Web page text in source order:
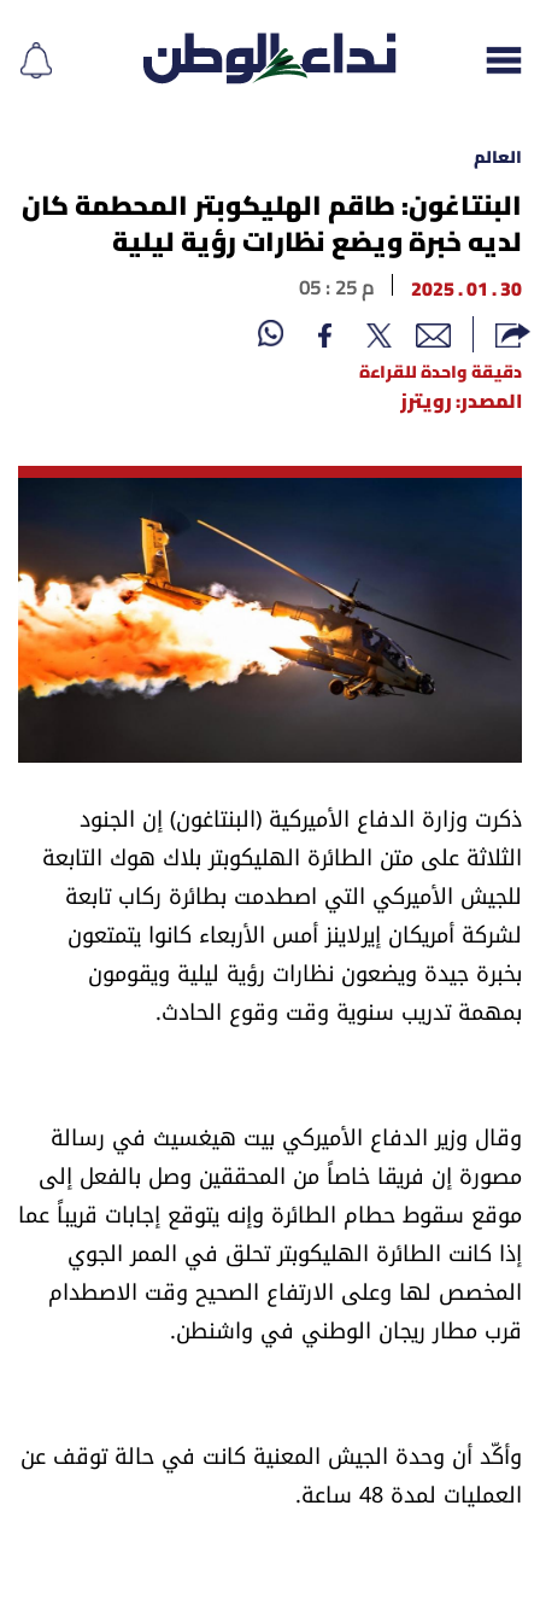
إقرأ الجريدة
لبنان
الغلاف
متفرقات
نداء القرّاء
خاص الموقع
كتّابنا
تحت المجهر
آراء
اقتصاد
الصحافة الإسرائيلية
ثقافة وفنون
فصل من كتاب
كاميرا
سجالات
العالم
البنتاغون: طاقم الهليكوبتر المحطمة كان
لديه خبرة ويضع نظارات رؤية ليلية
30 . 01 . 2025 05 : 25 م
دقيقة واحدة للقراءة
المصدر: رويترز
ذكرت وزارة الدفاع الأميركية (البنتاغون) إن الجنود
الثلاثة على متن الطائرة الهليكوبتر بلاك هوك التابعة
للجيش الأميركي التي اصطدمت بطائرة ركاب تابعة
لشركة أمريكان إيرلاينز أمس الأربعاء كانوا يتمتعون
بخبرة جيدة ويضعون نظارات رؤية ليلية ويقومون
بمهمة تدريب سنوية وقت وقوع الحادث.
وقال وزير الدفاع الأميركي بيت هيغسيث في رسالة
مصورة إن فريقا خاصاً من المحققين وصل بالفعل إلى
موقع سقوط حطام الطائرة وإنه يتوقع إجابات قريباً عما
إذا كانت الطائرة الهليكوبتر تحلق في الممر الجوي
المخصص لها وعلى الارتفاع الصحيح وقت الاصطدام
قرب مطار ريجان الوطني في واشنطن.
وأكّد أن وحدة الجيش المعنية كانت في حالة توقف عن
العمليات لمدة 48 ساعة.